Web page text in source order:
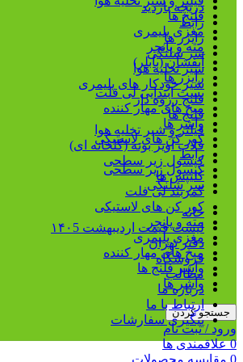
دریچه بازدید
رابط
رایزر ها
سر شلنگی
شیر تخلیه هوا
شیر خودکار های پلیمری
فلنج رزوه دار
فلنج ها
فیلتر و شیر تخلیه هوا
قلاب آویز بوته (گلخانه ای)
کپسول زیر سطحی
کلیپس ها
کمربند لی فلت
کور کن های لاستیکی
مته و پانچر
مغزی پلیمری
میخ های مهار کننده
واشر فلنج ها
واشر ها
جستجو کردن
ورود / ثبت نام
0 علاقمندی ها
0 مقایسه محصولات
فلنج ها
مغزی پلیمری
مته و پانچر
آبفشان (بابلر)
رایزر ها
بست ابتدایی لی فلت
میخ های مهار کننده
واشر ها
کور کن های لاستیکی
رابط
کپسول زیر سطحی
سر شلنگی
خانه
لیست قیمت اردیبهشت ۱۴۰5
دفتر تهران
فروشگاه
مطالب
درباره ما
ارتباط با ما
پیگیری سفارشات